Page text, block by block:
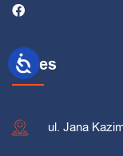
Adres
ul. Jana